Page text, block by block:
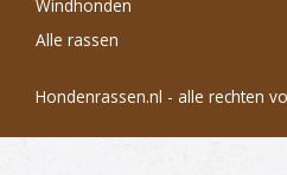
Windhonden
Alle rassen
Hondenrassen.nl - alle rechten